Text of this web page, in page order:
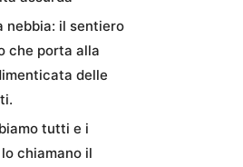
nebbia: il sentiero
che porta alla
delle
tutti e i
chiamano il